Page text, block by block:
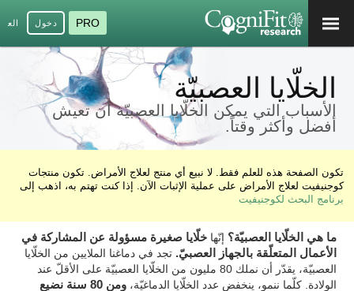
PRO دخول
الخلّايا العصبيّة
الأسباب التي يمكن الخلّايا العصبيّة أن تعيش
أفضل وأكثر وقتاً.
تكون الصفحة هذه للعلم فقط. لا نبيع أي منتج لعلاج الأمراض. تكون منتجات
كوجنيفيت لعلاج الأمراض على عملية الإثبات الآن. إذا كنت تهتم به، اذهب إلى
برنامج البحث لكوجنيفيت
ما هي الخلّايا العصبيّة؟ إنّهاخلّايا صغيرة مسؤولة عن المشاركة في
الأعمال المتعلّقة بالجهاز العصبيّ. تجد في دماغنا الملايين من الخلّايا
العصبيّة، يقدّر أن نملك 80 مليون من الخلّايا العصبيّة على الأقلّ عند
الولادة. كلّما ننمو، ينخفض عدد الخلّايا الدماغيّة،
ومن 80 سنة نضيع